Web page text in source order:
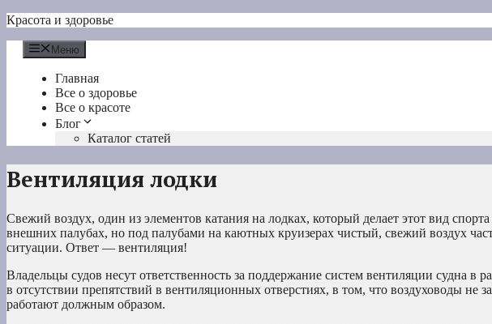
Перейти
содержимому
Красота и здоровье
Меню
Главная
Все о здоровье
Все о красоте
Блог
Каталог статей
Вентиляция лодки
Свежий воздух, один из элементов катания на лодках, который делает этот вид
внешних палубах, но под палубами на каютных круизерах чистый, свежий воздух
ситуации. Ответ — вентиляция!
Владельцы судов несут ответственность за поддержание систем вентиляции судна в
в отсутствии препятствий в вентиляционных отверстиях, в том, что воздуховоды не
работают должным образом.